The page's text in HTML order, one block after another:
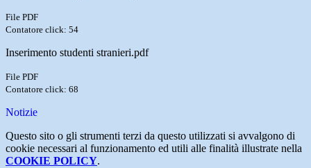
File PDF
Contatore click: 54
Inserimento studenti stranieri.pdf
File PDF
Contatore click: 68
Notizie
Questo sito o gli strumenti terzi da questo utilizzati si avvalgono di
cookie necessari al funzionamento ed utili alle finalità illustrate nella
COOKIE POLICY.